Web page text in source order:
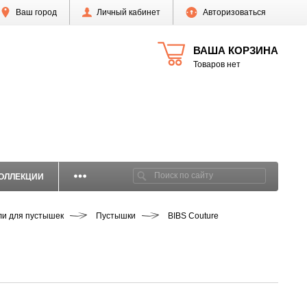
Ваш город Личный кабинет Авторизоваться
ВАША КОРЗИНА
Товаров нет
для пустышек Пустышки BIBS Couture